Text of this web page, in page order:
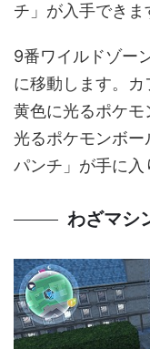
チ」が入手できま
9番ワイルドゾー
に移動します。カ
黄色に光るポケ
光るポケモンボ
パンチ」が手に入
わざマシ